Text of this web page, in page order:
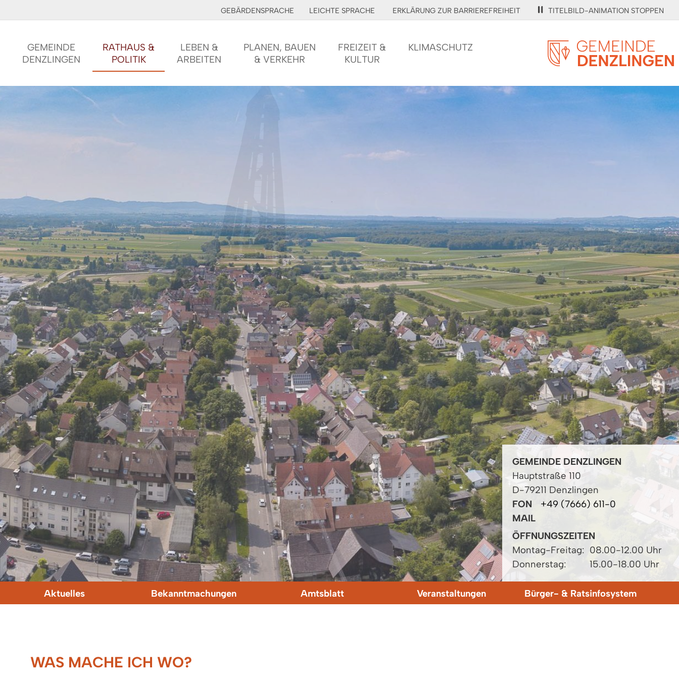
GEBÄRDENSPRACHE LEICHTE SPRACHE ERKLÄRUNG ZUR BARRIEREFREIHEIT TITELBILD-ANIMATION STOPPEN
GEMEINDE
DENZLINGEN
RATHAUS &
POLITIK
LEBEN &
ARBEITEN
PLANEN, BAUEN
& VERKEHR
FREIZEIT &
KULTUR
KLIMASCHUTZ
GEMEINDE DENZLINGEN
Hauptstraße 110
D-79211 Denzlingen
FON
+49 (7666) 611-0
MAIL
ÖFFNUNGSZEITEN
Montag-Freitag: 08.00-12.00 Uhr
Donnerstag:
15.00-18.00 Uhr
Aktuelles Bekanntmachungen Amtsblatt Veranstaltungen Bürger- & Ratsinfosystem
WAS MACHE ICH WO?